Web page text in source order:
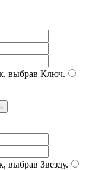
выбрав Ключ.
выбрав Звезду.